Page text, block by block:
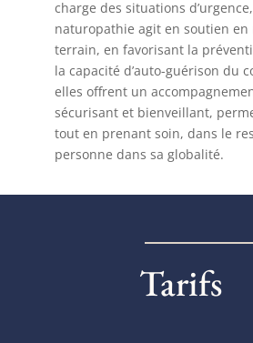
charge des situations
naturopathie agit en soutien en
terrain, en favorisant la
la capacité d’auto-guérison du
elles offrent un
sécurisant et bienveillant,
tout en prenant soin, dans le
personne dans sa globalité.
Tarifs